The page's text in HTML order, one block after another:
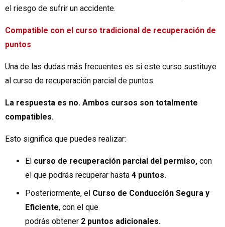
el riesgo de sufrir un accidente.
Compatible con el curso tradicional de recuperación de
puntos
Una de las dudas más frecuentes es si este curso sustituye
al curso de recuperación parcial de puntos.
La respuesta es no. Ambos cursos son totalmente
compatibles.
Esto significa que puedes realizar:
El curso de recuperación parcial del permiso, con
el que podrás recuperar hasta 4 puntos.
Posteriormente, el Curso de Conducción Segura y
Eficiente, con el que
podrás obtener 2 puntos adicionales.